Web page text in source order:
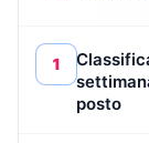
1
posto